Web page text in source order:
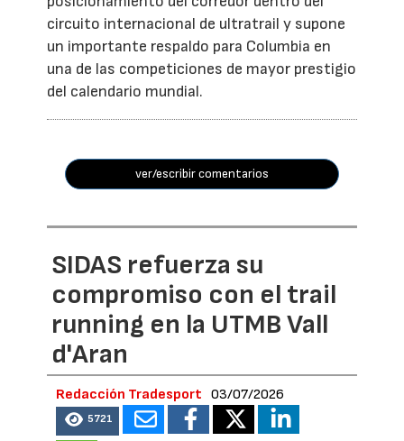
circuito internacional de ultratrail y supone
un importante respaldo para Columbia en
una de las competiciones de mayor prestigio
del calendario mundial.
ver/escribir comentarios
SIDAS refuerza su
compromiso con el trail
running en la UTMB Vall
d'Aran
Redacción Tradesport 03/07/2026
5721